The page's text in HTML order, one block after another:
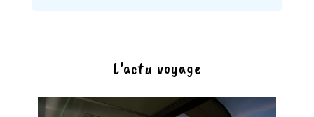
L’actu voyage